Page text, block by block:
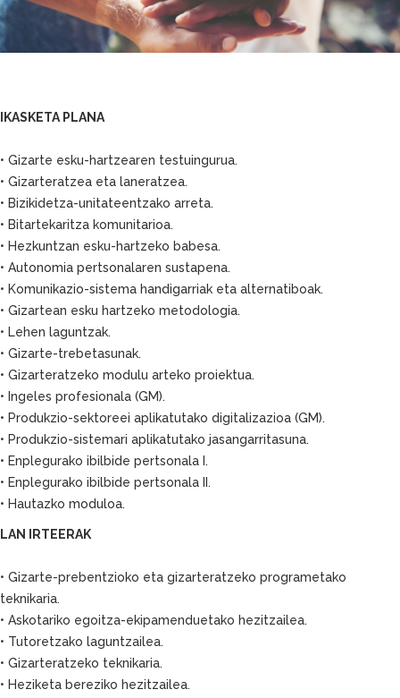
IKASKETA PLANA
• Gizarte esku-hartzearen testuingurua.
• Gizarteratzea eta laneratzea.
• Bizikidetza-unitateentzako arreta.
• Bitartekaritza komunitarioa.
• Hezkuntzan esku-hartzeko babesa.
• Autonomia pertsonalaren sustapena.
• Komunikazio-sistema handigarriak eta alternatiboak.
• Gizartean esku hartzeko metodologia.
• Lehen laguntzak.
• Gizarte-trebetasunak.
• Gizarteratzeko modulu arteko proiektua.
• Ingeles profesionala (GM).
• Produkzio-sektoreei aplikatutako digitalizazioa (GM).
• Produkzio-sistemari aplikatutako jasangarritasuna.
• Enplegurako ibilbide pertsonala I.
• Enplegurako ibilbide pertsonala II.
• Hautazko moduloa.
LAN IRTEERAK
• Gizarte-prebentzioko eta gizarteratzeko programetako
teknikaria.
• Askotariko egoitza-ekipamenduetako hezitzailea.
• Tutoretzako laguntzailea.
• Gizarteratzeko teknikaria.
• Heziketa bereziko hezitzailea.